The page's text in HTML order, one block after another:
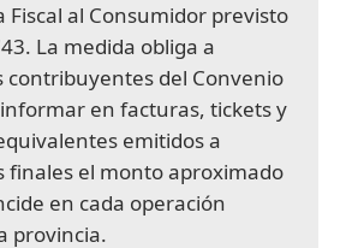
Fiscal al Consumidor previsto
La medida obliga a
contribuyentes del Convenio
en facturas, tickets y
emitidos a
finales el monto aproximado
en cada operación
provincia.